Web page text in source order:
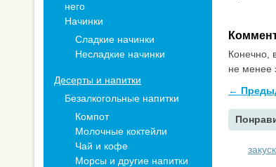
Конечно,
не менее
←
него
Начинки
Сладкие начинки
Несладкие начинки
Десерты и напитки
Безалкогольные напитки
Компот
Молочные коктейли
Чай и кофе
Морсы и другие напитки